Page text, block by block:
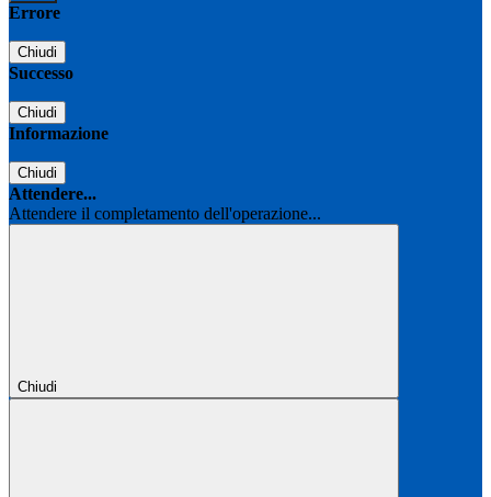
Errore
Chiudi
Successo
Chiudi
Informazione
Chiudi
Attendere...
Attendere il completamento dell'operazione...
Chiudi